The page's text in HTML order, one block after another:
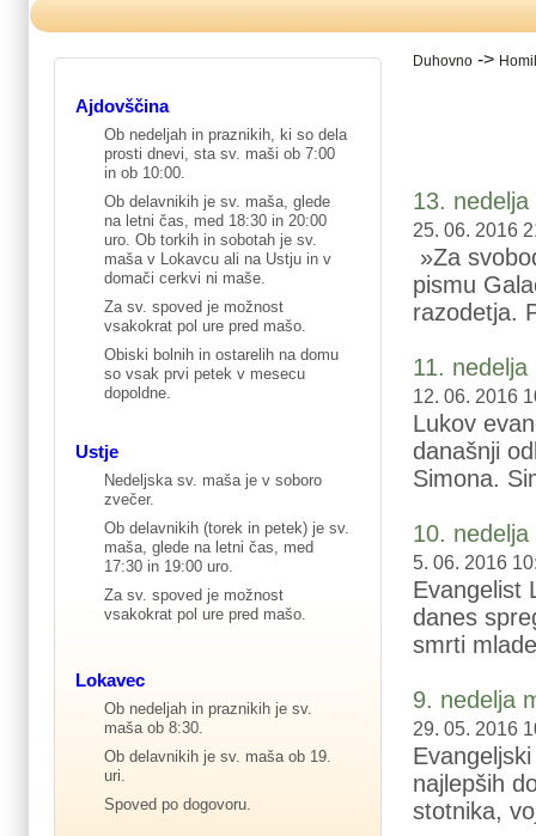
Duhovno ->
13.
25. 06. 2016
»Za
pismu
razodetja.
11.
12. 06. 2016
Lukov
današnji
Simona.
10.
5. 06. 2016
Evangelist
danes
smrti
9. nedelja
29. 05. 2016
najlepših
stotnika,
Ajdovščina
Ob nedeljah in praznikih, ki so dela
prosti dnevi, sta sv. maši ob 7:00
in ob 10:00.
Ob delavnikih je sv. maša, glede
na letni čas, med 18:30 in 20:00
uro. Ob torkih in sobotah je sv.
maša v Lokavcu ali na Ustju in v
domači cerkvi ni maše.
Za sv. spoved je možnost
vsakokrat pol ure pred mašo.
Obiski bolnih in ostarelih na domu
so vsak prvi petek v mesecu
dopoldne.
Ustje
Nedeljska sv. maša je v soboro
zvečer.
Ob delavnikih (torek in petek) je sv.
maša, glede na letni čas, med
17:30 in 19:00 uro.
Za sv. spoved je možnost
vsakokrat pol ure pred mašo.
Lokavec
Ob nedeljah in praznikih je sv.
maša ob 8:30.
Ob delavnikih je sv. maša ob 19.
uri.
Spoved po dogovoru.